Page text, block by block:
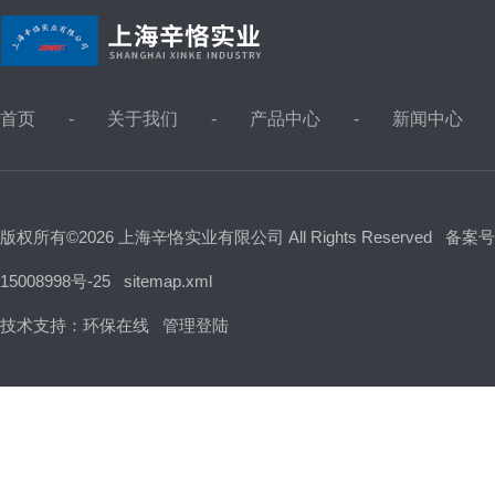
首页 关于我们 产品中心 新闻中心
版权所有©2026 上海辛恪实业有限公司 All Rights Reserved 备案
15008998号-25 sitemap.xml
技术支持： 环保在线 管理登陆